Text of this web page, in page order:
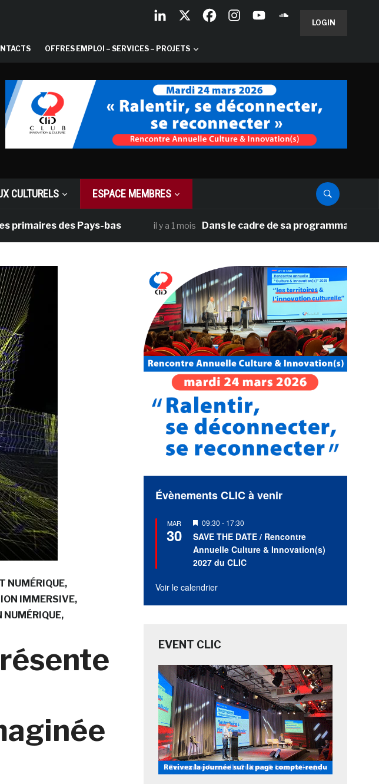
LOGIN
OFFRES EMPLOI – SERVICES – PROJETS
CULTURELS ESPACE MEMBRES
des Pays-bas il y a 1 mois Dans le cadre de sa programmation
NUMÉRIQUE
IMMERSIVE
NUMÉRIQUE
Évènements CLIC à venir
MAR
30
Mis
en
avant
09:30 - 17:30
SAVE THE DATE / Rencontre
Annuelle Culture & Innovation(s)
2027 du CLIC
Voir le calendrier
EVENT CLIC